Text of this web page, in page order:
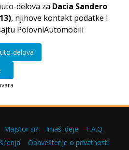
delova za Dacia Sandero
, njihove kontakt podatke i
PolovniAutomobili
delova
Majstor si? Imaš ideje
F.A.Q.
Obaveštenje o privatnosti